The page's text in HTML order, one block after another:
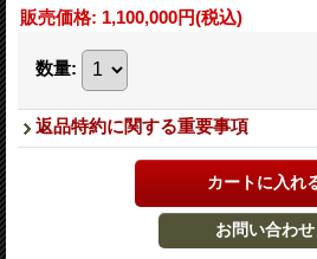
販売価格: 1,100,000円(税込)
数量:
返品特約に関する重要事項